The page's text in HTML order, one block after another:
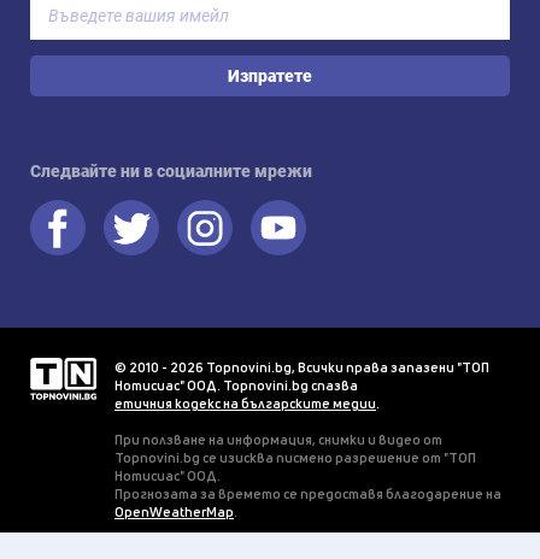
Изпратете
Следвайте ни в социалните мрежи
© 2010 - 2026 Topnovini.bg, Всички права запазени "ТОП
Нотисиас" ООД. Topnovini.bg спазва
етичния кодекс на българските медии
При ползване на информация, снимки и видео от
Topnovini.bg се изисква писмено разрешение от "ТОП
Нотисиас" ООД.
Прогнозата за времето се предоставя благодарение на
OpenWeatherMap